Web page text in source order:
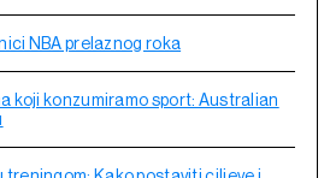
NBA prelaznog roka
koji konzumiramo sport: Australian